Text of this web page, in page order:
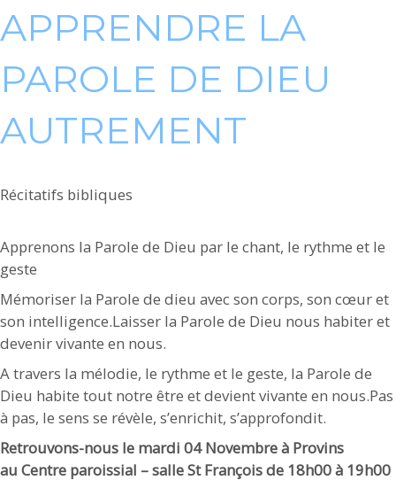
APPRENDRE LA
PAROLE DE DIEU
AUTREMENT
Récitatifs bibliques
Apprenons la Parole de Dieu par le chant, le rythme et le
geste
Mémoriser la Parole de dieu avec son corps, son cœur et
son intelligence.Laisser la Parole de Dieu nous habiter et
devenir vivante en nous.
A travers la mélodie, le rythme et le geste, la Parole de
Dieu habite tout notre être et devient vivante en nous.Pas
à pas, le sens se révèle, s’enrichit, s’approfondit.
Retrouvons-nous le mardi 04 Novembre à Provins
au Centre paroissial – salle St François de 18h00 à 19h00